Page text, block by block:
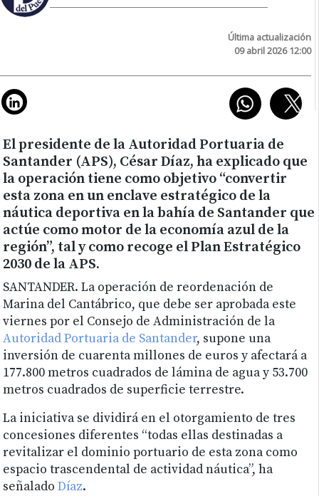
Última actualización
09 abril 2026 12:00
El presidente de la Autoridad Portuaria de
Santander (APS), César Díaz, ha explicado que
la operación tiene como objetivo “convertir
esta zona en un enclave estratégico de la
náutica deportiva en la bahía de Santander que
actúe como motor de la economía azul de la
región”, tal y como recoge el Plan Estratégico
2030 de la APS.
SANTANDER. La operación de reordenación de
Marina del Cantábrico, que debe ser aprobada este
viernes por el Consejo de Administración de la
Autoridad Portuaria de Santander, supone una
inversión de cuarenta millones de euros y afectará a
177.800 metros cuadrados de lámina de agua y 53.700
metros cuadrados de superficie terrestre.
La iniciativa se dividirá en el otorgamiento de tres
concesiones diferentes “todas ellas destinadas a
revitalizar el dominio portuario de esta zona como
espacio trascendental de actividad náutica”, ha
señaladoDíaz.